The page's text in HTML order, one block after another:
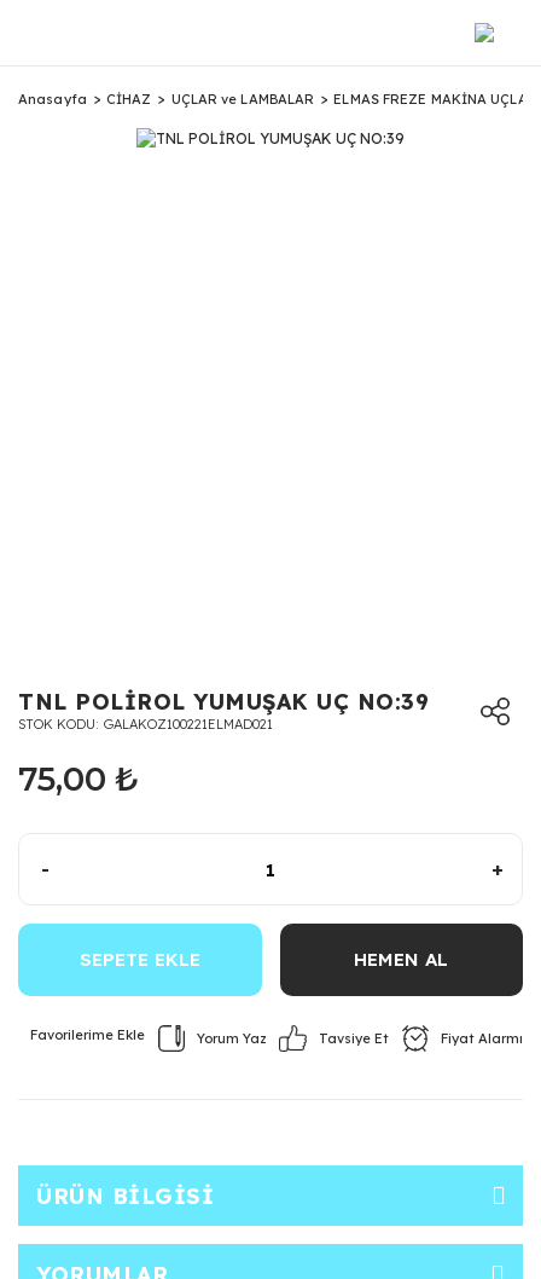
Anasayfa CİHAZ UÇLAR ve LAMBALAR ELMAS FREZE MAKİNA
TNL POLİROL YUMUŞAK UÇ NO:39
STOK KODU GALAKOZ100221ELMAD021
75,00 ₺
- +
SEPETE EKLE HEMEN AL
Yorum Yaz Tavsiye Et Fiyat Alarmı
ÜRÜN BILGISI